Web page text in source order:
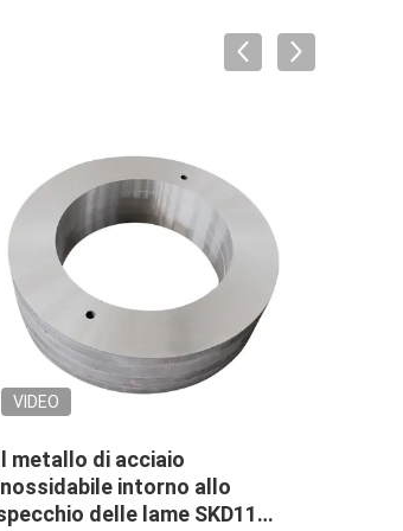
VIDEO
Coltello di taglio rotatorio
industriale della circolare
delle lame di coltello della